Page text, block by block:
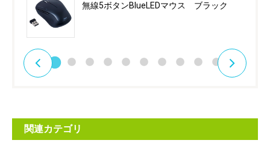
無線5ボタンBlueLEDマウス ブラック
関連カテゴリ